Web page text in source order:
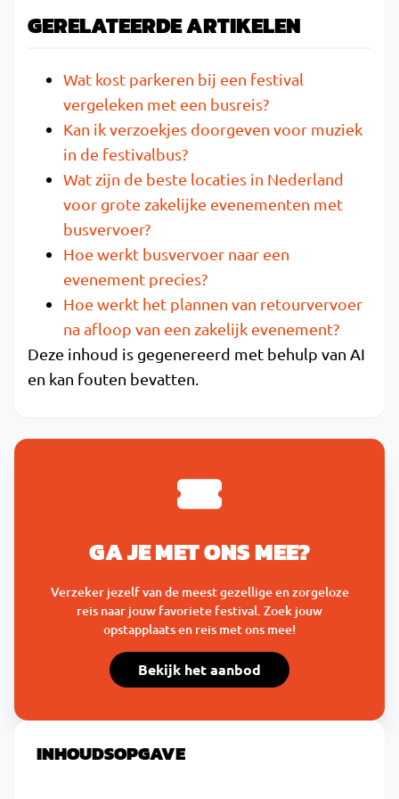
GA JE MET ONS MEE?
Verzeker jezelf van de meest gezellige en zorgeloze
reis naar jouw favoriete festival. Zoek jouw
opstapplaats en reis met ons mee!
Bekijk het aanbod
INHOUDSOPGAVE
GERELATEERDE ARTIKELEN
Wat kost parkeren bij een festival
vergeleken met een busreis?
Kan ik verzoekjes doorgeven voor muziek
in de festivalbus?
Wat zijn de beste locaties in Nederland
voor grote zakelijke evenementen met
busvervoer?
Hoe werkt busvervoer naar een
evenement precies?
Hoe werkt het plannen van retourvervoer
na afloop van een zakelijk evenement?
Deze inhoud is gegenereerd met behulp van AI
en kan fouten bevatten.